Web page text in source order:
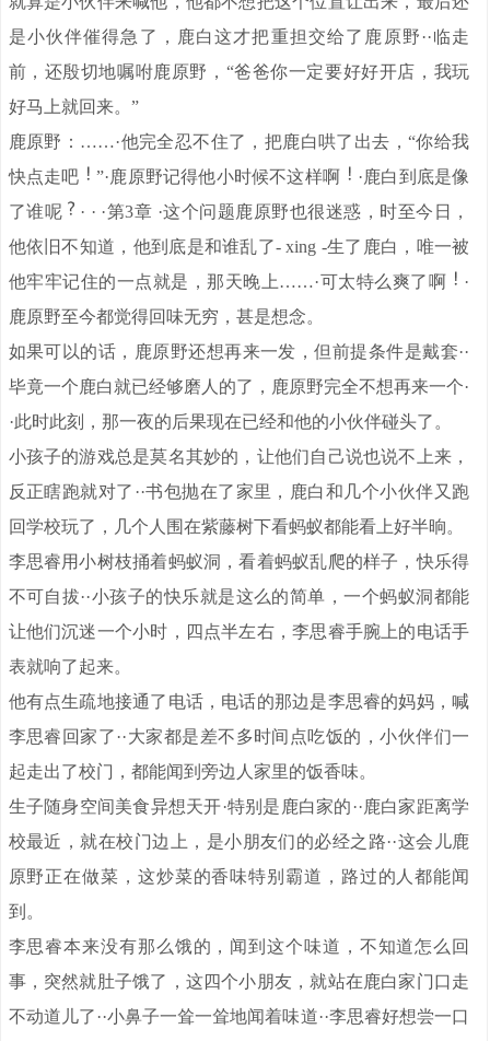
是小伙伴催得急了，鹿白这才把重担交给了鹿原野··临走
前，还殷切地嘱咐鹿原野，“爸爸你一定要好好开店，我玩
好马上就回来。”
鹿原野：……·他完全忍不住了，把鹿白哄了出去，“你给我
快点走吧
”·鹿原野记得他小时候不这样啊
·鹿白到底是像
了谁呢
· · ·第3章 ·这个问题鹿原野也很迷惑，时至今日，
他依旧不知道，他到底是和谁乱了- xing -生了鹿白，唯一被
他牢牢记住的一点就是，那天晚上……·可太特么爽了啊
·
鹿原野至今都觉得回味无穷，甚是想念。
如果可以的话，鹿原野还想再来一发，但前提条件是戴套··
毕竟一个鹿白就已经够磨人的了，鹿原野完全不想再来一个·
·此时此刻，那一夜的后果现在已经和他的小伙伴碰头了。
小孩子的游戏总是莫名其妙的，让他们自己说也说不上来，
反正瞎跑就对了··书包抛在了家里，鹿白和几个小伙伴又跑
回学校玩了，几个人围在紫藤树下看蚂蚁都能看上好半晌。
李思睿用小树枝捅着蚂蚁洞，看着蚂蚁乱爬的样子，快乐得
不可自拔··小孩子的快乐就是这么的简单，一个蚂蚁洞都能
让他们沉迷一个小时，四点半左右，李思睿手腕上的电话手
表就响了起来。
他有点生疏地接通了电话，电话的那边是李思睿的妈妈，喊
李思睿回家了··大家都是差不多时间点吃饭的，小伙伴们一
起走出了校门，都能闻到旁边人家里的饭香味。
生子随身空间美食异想天开·特别是鹿白家的··鹿白家距离学
校最近，就在校门边上，是小朋友们的必经之路··这会儿鹿
原野正在做菜，这炒菜的香味特别霸道，路过的人都能闻
到。
李思睿本来没有那么饿的，闻到这个味道，不知道怎么回
事，突然就肚子饿了，这四个小朋友，就站在鹿白家门口走
不动道儿了··小鼻子一耸一耸地闻着味道··李思睿好想尝一口